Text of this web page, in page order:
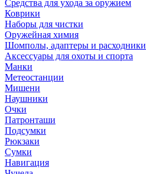
Средства для ухода за оружием
Коврики
Наборы для чистки
Оружейная химия
Шомполы, адаптеры и расходники
Аксессуары для охоты и спорта
Манки
Метеостанции
Мишени
Наушники
Очки
Патронташи
Подсумки
Рюкзаки
Сумки
Навигация